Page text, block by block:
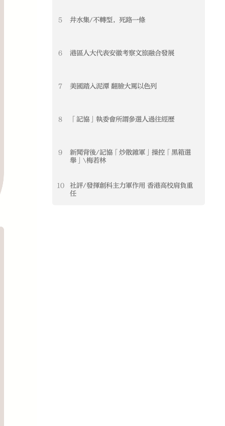
5 井水集/不轉型，死路一條
6 港區人大代表安徽考察文旅融合發展
7 美國踏入泥潭 翻臉大罵以色列
8 「記協」執委會所謂參選人過往經歷
9
新聞背後/記協「炒散雜軍」操控「黑箱選
舉」\梅若林
10
社評/發揮創科主力軍作用 香港高校肩負重
任